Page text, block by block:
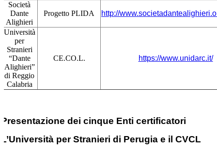
Società
Dante
Alighieri
Progetto PLIDA http://
Università
per
Stranieri
“Dante
Alighieri”
di Reggio
Calabria
CE.CO.L. https://www.unidarc.it/
Presentazione dei cinque Enti certificatori
L’Università per Stranieri di Perugia e il CVCL